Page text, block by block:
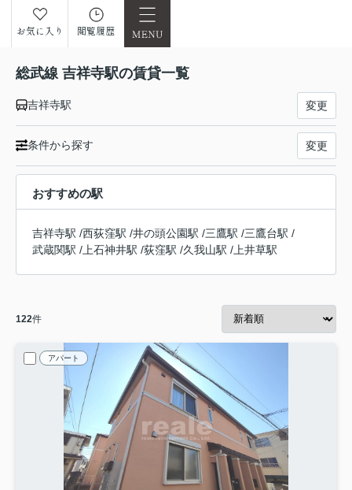
お気に入り 閲覧履歴
総武線 吉祥寺駅の賃貸一覧
吉祥寺駅 変更
条件から探す 変更
おすすめの駅
吉祥寺駅 /西荻窪駅 /井の頭公園駅 /三鷹駅 /三鷹台駅 /
武蔵関駅 / 上石神井駅 /荻窪駅 /久我山駅 / 上井草駅
122件
アパート